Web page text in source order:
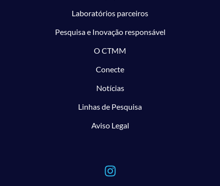
Laboratórios parceiros
Pesquisa e Inovação responsável
O CTMM
Conecte
Notícias
Linhas de Pesquisa
Aviso Legal